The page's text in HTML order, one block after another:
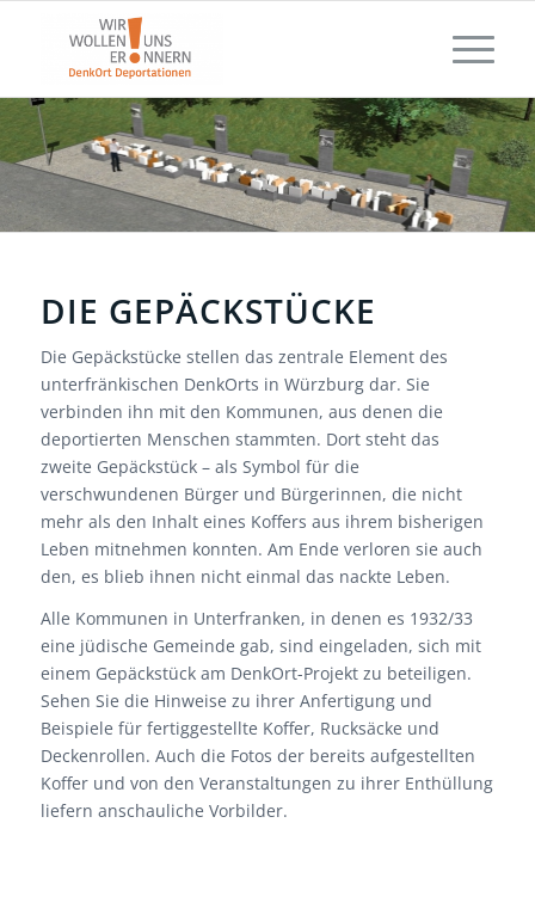
DIE GEPÄCKSTÜCKE
Die Gepäckstücke stellen das zentrale Element des
unterfränkischen DenkOrts in Würzburg dar. Sie
verbinden ihn mit den Kommunen, aus denen die
deportierten Menschen stammten. Dort steht das
zweite Gepäckstück – als Symbol für die
verschwundenen Bürger und Bürgerinnen, die nicht
mehr als den Inhalt eines Koffers aus ihrem bisherigen
Leben mitnehmen konnten. Am Ende verloren sie auch
den, es blieb ihnen nicht einmal das nackte Leben.
Alle Kommunen in Unterfranken, in denen es 1932/33
eine jüdische Gemeinde gab, sind eingeladen, sich mit
einem Gepäckstück am DenkOrt-Projekt zu beteiligen.
Sehen Sie die Hinweise zu ihrer Anfertigung und
Beispiele für fertiggestellte Koffer, Rucksäcke und
Deckenrollen. Auch die Fotos der bereits aufgestellten
Koffer und von den Veranstaltungen zu ihrer Enthüllung
liefern anschauliche Vorbilder.